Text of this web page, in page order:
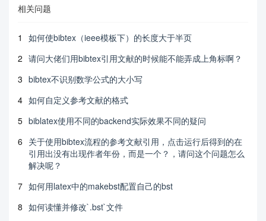
相关问题
1
如何使bibtex（ieee模板下）的长度大于半页
2 请问大佬们用bibtex引用文献的时候能不能弄成上角标啊？
3 bibtex不识别数学公式的大小写
4 如何自定义参考文献的格式
5 biblatex使用不同的backend实际效果不同的疑问
6 关于使用bibtex流程的参考文献引用，点击运行后得到的在
引用出没有出现作者年份，而是一个？，请问这个问题怎么
解决呢？
7 如何用latex中的makebst配置自己的bst
8 如何读懂并修改`.bst`文件